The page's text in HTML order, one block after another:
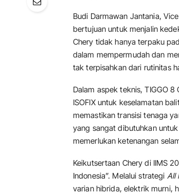
Budi Darmawan Jantania,
bertujuan untuk menjalin
Chery tidak hanya terpaku
dalam mempermudah dan
tak terpisahkan dari rutinitas
Dalam aspek teknis, TIGGO
ISOFIX untuk keselamatan
memastikan transisi tenaga
yang sangat dibutuhkan
memerlukan ketenangan
Keikutsertaan Chery di IIMS
Indonesia”. Melalui strategi All
varian hibrida, elektrik murni,